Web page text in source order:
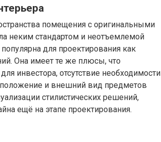
помещения с оригинальными
неким стандартом и неотъемлемой
для проектирования как
Она имеет те же плюсы, что
инвестора, отсутствие необходимости
и внешний вид предметов
стилистических решений,
ещё на этапе проектирования.